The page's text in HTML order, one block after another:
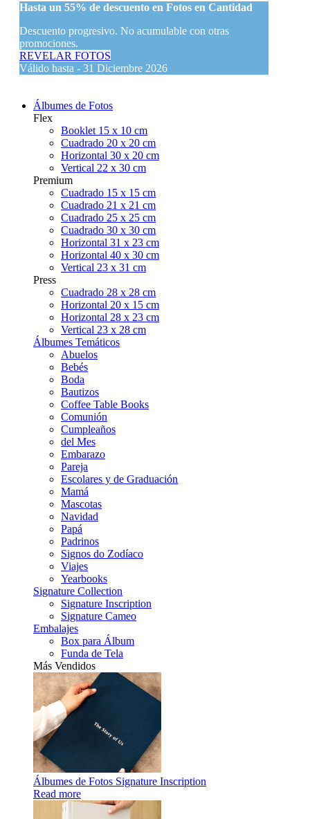
Hasta un 55% de descuento en Fotos en Cantidad
Descuento progresivo. No acumulable con otras
promociones.
REVELAR FOTOS
Válido hasta - 31 Diciembre 2026
Álbumes de Fotos
Flex
Booklet 15 x 10 cm
Cuadrado 20 x 20 cm
Horizontal 30 x 20 cm
Vertical 22 x 30 cm
Premium
Cuadrado 15 x 15 cm
Cuadrado 21 x 21 cm
Cuadrado 25 x 25 cm
Cuadrado 30 x 30 cm
Horizontal 31 x 23 cm
Horizontal 40 x 30 cm
Vertical 23 x 31 cm
Press
Cuadrado 28 x 28 cm
Horizontal 20 x 15 cm
Horizontal 28 x 23 cm
Vertical 23 x 28 cm
Álbumes Temáticos
Abuelos
Bebés
Boda
Bautizos
Coffee Table Books
Comunión
Cumpleaños
del Mes
Embarazo
Pareja
Escolares y de Graduación
Mamá
Mascotas
Navidad
Papá
Padrinos
Signos do Zodíaco
Viajes
Yearbooks
Signature Collection
Signature Inscription
Signature Cameo
Embalajes
Box para Álbum
Funda de Tela
Más Vendidos
Álbumes de Fotos Signature Inscription
Read more